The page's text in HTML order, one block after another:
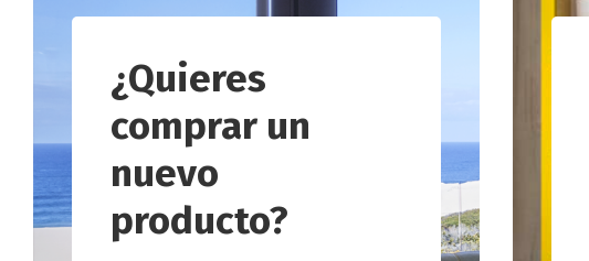
¿Quieres
comprar un
nuevo
producto?